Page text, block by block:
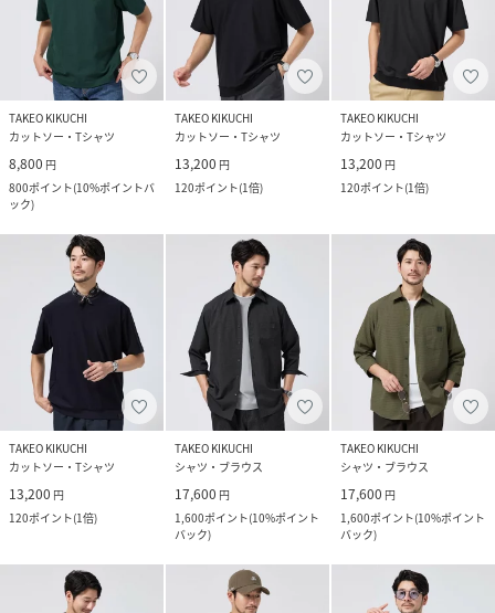
TAKEO KIKUCHI
カットソー・Tシャツ
8,800 円
800ポイント(10%ポイントバ
ック)
TAKEO KIKUCHI
カットソー・Tシャツ
13,200 円
120ポイント(1倍)
TAKEO KIKUCHI
カットソー・Tシャツ
13,200 円
120ポイント(1倍)
TAKEO KIKUCHI
カットソー・Tシャツ
13,200 円
120ポイント(1倍)
TAKEO KIKUCHI
シャツ・ブラウス
17,600 円
1,600ポイント(10%ポイント
バック)
TAKEO KIKUCHI
シャツ・ブラウス
17,600 円
1,600ポイント(10%ポイント
バック)